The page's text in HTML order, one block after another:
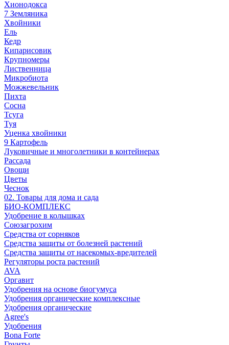
Хионодокса
7 Земляника
Хвойники
Ель
Кедр
Кипарисовик
Крупномеры
Лиственница
Микробиота
Можжевельник
Пихта
Сосна
Тсуга
Туя
Уценка хвойники
9 Картофель
Луковичные и многолетники в контейнерах
Рассада
Овощи
Цветы
Чеснок
02. Товары для дома и сада
БИО-КОМПЛЕКС
Удобрение в колышках
Союзагрохим
Средства от сорняков
Средства защиты от болезней растений
Средства защиты от насекомых-вредителей
Регуляторы роста растений
AVA
Оргавит
Удобрения на основе биогумуса
Удобрения органические комплексные
Удобрения органические
Agree's
Удобрения
Bona Forte